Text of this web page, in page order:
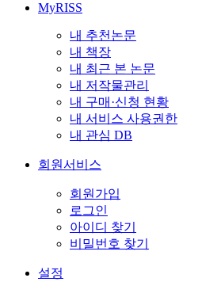
MyRISS
내 추천논문
내 책장
내 최근 본 논문
내 저작물관리
내 구매·신청 현황
내 서비스 사용권한
내 관심 DB
회원서비스
회원가입
로그인
아이디 찾기
비밀번호 찾기
설정